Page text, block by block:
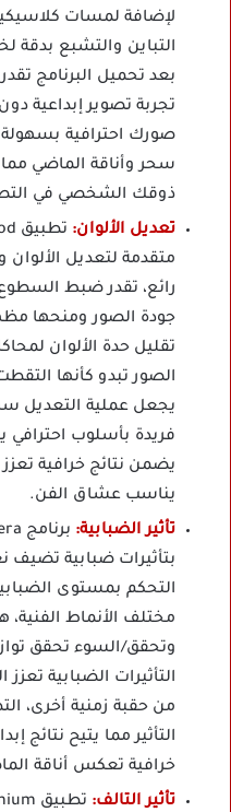
لإضافة لمسات كلاسيكية
التباين والتشبع بدقة
بعد تحميل البرنامج
تجربة تصوير إبداعية
صورك احترافية
سحر وأناقة الماضي
ذوقك الشخصي في
تعديل الألوان:
متقدمة لتعديل الألوان
رائع، تقدر ضبط
جودة الصور ومنحها
تقليل حدة الألوان
الصور تبدو كأنها
يجعل عملية التعديل
فريدة بأسلوب
يضمن نتائج خرافية
يناسب عشاق الفن.
تأثير الضبابية:
بتأثيرات ضبابية تضيف
التحكم بمستوى
مختلف الأنماط الفنية،
وتحقق/السوء تحقق
التأثيرات الضبابية
من حقبة زمنية أخرى،
التأثير مما يتيح نتائج
خرافية تعكس أناقة
تأثير التالف: